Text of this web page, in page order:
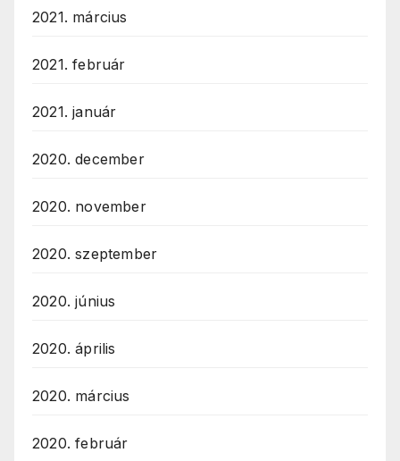
2021. március
2021. február
2021. január
2020. december
2020. november
2020. szeptember
2020. június
2020. április
2020. március
2020. február